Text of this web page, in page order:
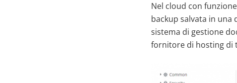
Nel cloud con
backup salvata in una
sistema di gestione
fornitore di hosting di